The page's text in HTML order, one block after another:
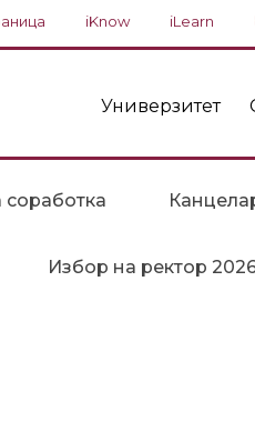
iKnow iLearn
Универзитет
Избор на ректор